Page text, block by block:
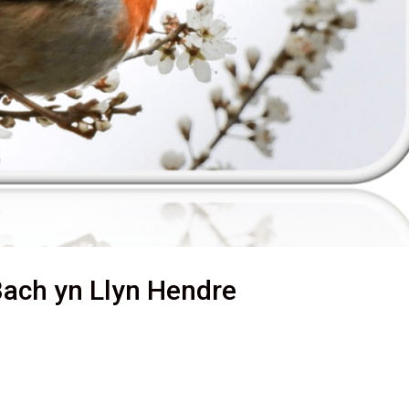
yn Llyn Hendre